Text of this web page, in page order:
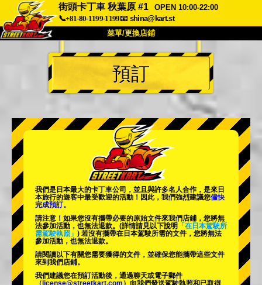
街頭卡丁車 秋葉原 #1
OPEN 10:00-22:00
📞+81-80-1199-1199📧 shina@kart.st
菜單/更換店鋪
首頁
關於我們 規格 價格
常見問題
公司 預訂
更換店鋪
東京 秋葉原 #2
東京 澀谷分店 東京灣
東京 淺草 大阪
沖繩
預訂
我們是日本最大的卡丁車公司，並且與許多名人合作，是來日
本旅行的遊客中最受歡迎的活動 ！因此，我們強烈建議您儘快
完成預訂。
請注意！如果您沒有攜帶必要的原始文件來我們店鋪，您將無
法參加活動，也無法退款。 (詳情請見以下說明
「在日本駕駛所
需駕駛執照」 ) 若沒有攜帶在日本駕駛所需的文件，您將無法
參加活動，也無法退款。
請閱讀以下有關您需要獲得的文件，並確保您能攜帶這些文件
來到我們店鋪。
我們建議您在預訂活動後，通過聊天或電子郵件
（ license@streetkart.com ）向我們發送駕駛執照和已取得